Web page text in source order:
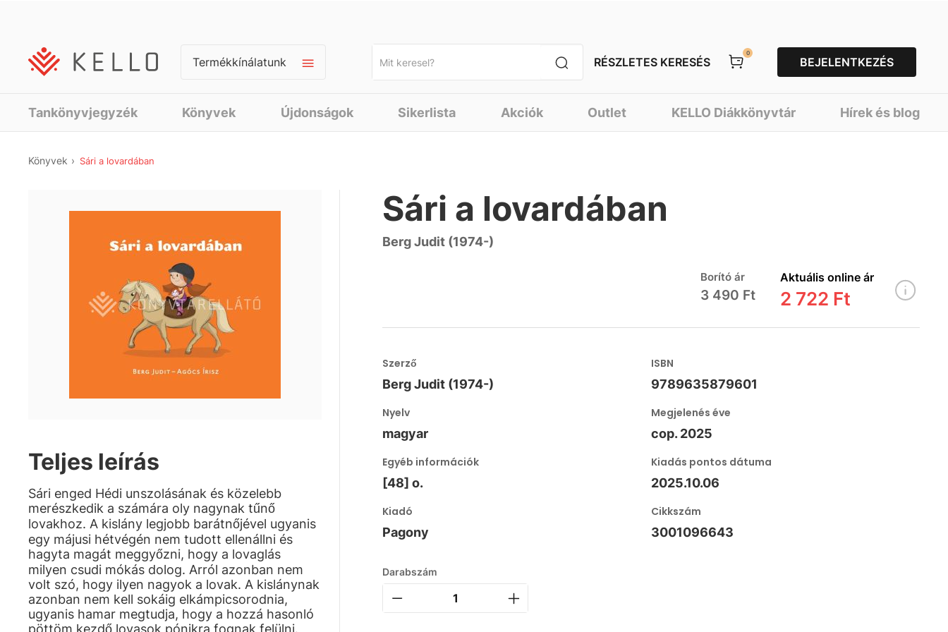
Termékkínálatunk RÉSZLETES KERESÉS
0
BEJELENTKEZÉS
Tankönyvjegyzék Könyvek Újdonságok Sikerlista Akciók Outlet KELLO Diákkönyvtár Hírek és blog
Könyvek Sári a lovardában
Teljes leírás
Sári enged Hédi unszolásának és közelebb
merészkedik a számára oly nagynak tűnő
lovakhoz. A kislány legjobb barátnőjével ugyanis
egy májusi hétvégén nem tudott ellenállni és
hagyta magát meggyőzni, hogy a lovaglás
milyen csudi mókás dolog. Arról azonban nem
volt szó, hogy ilyen nagyok a lovak. A kislánynak
azonban nem kell sokáig elkámpicsorodnia,
ugyanis hamar megtudja, hogy a hozzá hasonló
pöttöm kezdő lovasok pónikra fognak felülni.
Sári a lovardában
Berg Judit (1974-)
Borító ár
3 490 Ft
Aktuális online ár
2 722 Ft
Szerző
Berg Judit (1974-)
ISBN
9789635879601
Nyelv
magyar
Megjelenés éve
cop. 2025
Egyéb információk
[48] o.
Kiadás pontos dátuma
2025.10.06
Kiadó
Pagony
Cikkszám
3001096643
Darabszám